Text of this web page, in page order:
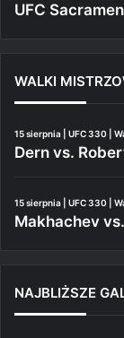
UFC
WALKI
15 sierpnia | UFC 330 |
Dern vs.
15 sierpnia | UFC 330 |
Makhachev
NAJBLIŻSZE